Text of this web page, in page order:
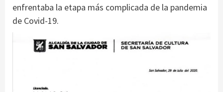
enfrentaba la etapa más complicada de la pandemia
de Covid-19.